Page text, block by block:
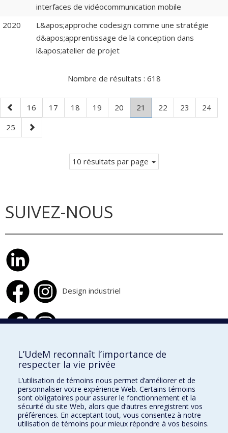
interfaces de vidéocommunication mobile
2020
L&apos;approche codesign comme une stratégie
d&apos;apprentissage de la conception dans
l&apos;atelier de projet
Nombre de résultats : 618
Page
précédente
Page
16 Page
17 Page
18 Page
19 Page
20 Page
21
Page
Page
22 Page
23 Page
24
Page
25
Page
suivante
10 résultats par page
SUIVEZ-NOUS
Design industriel
Design d'intérieur
École de design
École d'architecture
École d'urbanisme et d'architecture de paysage
L’UdeM reconnaît l’importance de
respecter la vie privée
L’utilisation de témoins nous permet d’améliorer et de
personnaliser votre expérience Web. Certains témoins
sont obligatoires pour assurer le fonctionnement et la
sécurité du site Web, alors que d’autres enregistrent vos
préférences. En acceptant tout, vous consentez à notre
utilisation de témoins pour mieux répondre à vos besoins.